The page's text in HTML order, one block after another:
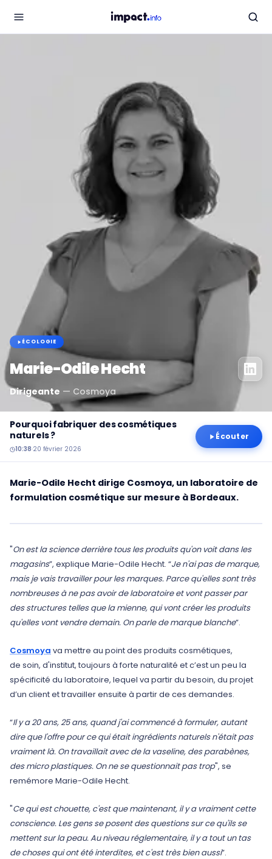
ÉCOLOGIE
Marie-Odile Hecht
Dirigeante — Cosmoya
Pourquoi fabriquer des cosmétiques
naturels ?
10:38·20 février 2026
Écouter
Marie-Odile Hecht dirige Cosmoya, un laboratoire de
formulation cosmétique sur mesure à Bordeaux.
"On est la science derrière tous les produits qu'on voit dans les
magasins”, explique Marie-Odile Hecht. “Je n'ai pas de marque,
mais je vais travailler pour les marques. Parce qu'elles sont très
nombreuses à ne pas avoir de laboratoire et vont passer par
des structures telles que la mienne, qui vont créer les produits
qu'elles vont vendre demain. On parle de marque blanche”.
Cosmoya va mettre au point des produits cosmétiques,
de soin, d'institut, toujours à forte naturalité et c’est un peu la
spécificité du laboratoire, lequel va partir du besoin, du projet
d’un client et travailler ensuite à partir de ces demandes.
“Il y a 20 ans, 25 ans, quand j'ai commencé à formuler, autant
dire que l'offre pour ce qui était ingrédients naturels n'était pas
vraiment là. On travaillait avec de la vaseline, des parabènes,
des micro plastiques. On ne se questionnait pas trop", se
remémore Marie-Odile Hecht.
"Ce qui est chouette, c'est que maintenant, il y a vraiment cette
conscience. Les gens se posent des questions sur ce qu'ils se
mettent sur la peau. Au niveau réglementaire, il y a tout un tas
de choses qui ont été interdites, et c'est très bien aussi”.